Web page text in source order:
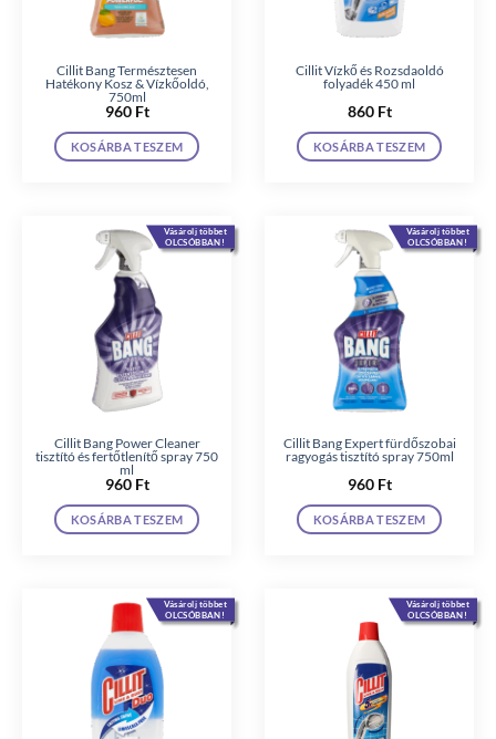
Cillit Bang Természtesen
Hatékony Kosz & Vízkőoldó,
750ml
960 Ft
KOSÁRBA TESZEM
Cillit Vízkő és Rozsdaoldó
folyadék 450 ml
860 Ft
KOSÁRBA TESZEM
Vásárolj többet
OLCSÓBBAN!
Cillit Bang Power Cleaner
tisztító és fertőtlenítő spray 750
ml
960 Ft
KOSÁRBA TESZEM
Vásárolj többet
OLCSÓBBAN!
Cillit Bang Expert fürdőszobai
ragyogás tisztító spray 750ml
960 Ft
KOSÁRBA TESZEM
Vásárolj többet
OLCSÓBBAN!
Vásárolj többet
OLCSÓBBAN!